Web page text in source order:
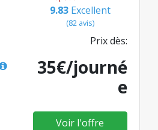
9.83 Excellent
(82 avis)
Prix dès:
35€/journé
e
Voir l'offre